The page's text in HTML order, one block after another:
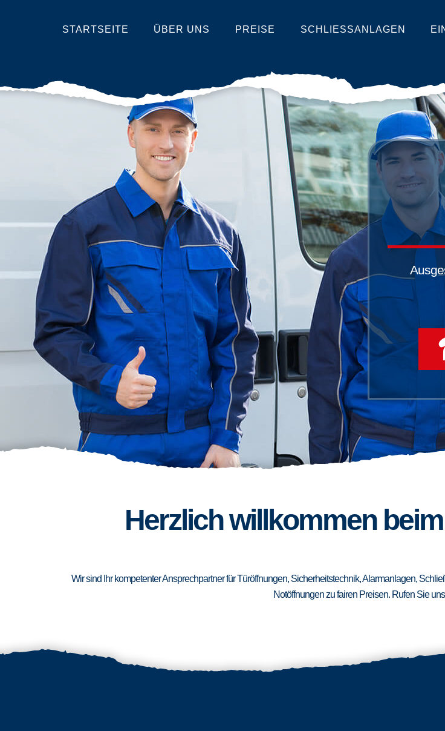
STARTSEITE ÜBER UNS PREISE SCHLIESSANLAGEN
Herzlich willkommen
Wir sind Ihr kompetenter Ansprechpartner für Türöffnungen, Sicherheitstechnik, Alarmanlagen,
Notöffnungen zu fairen Preisen. Rufen Sie